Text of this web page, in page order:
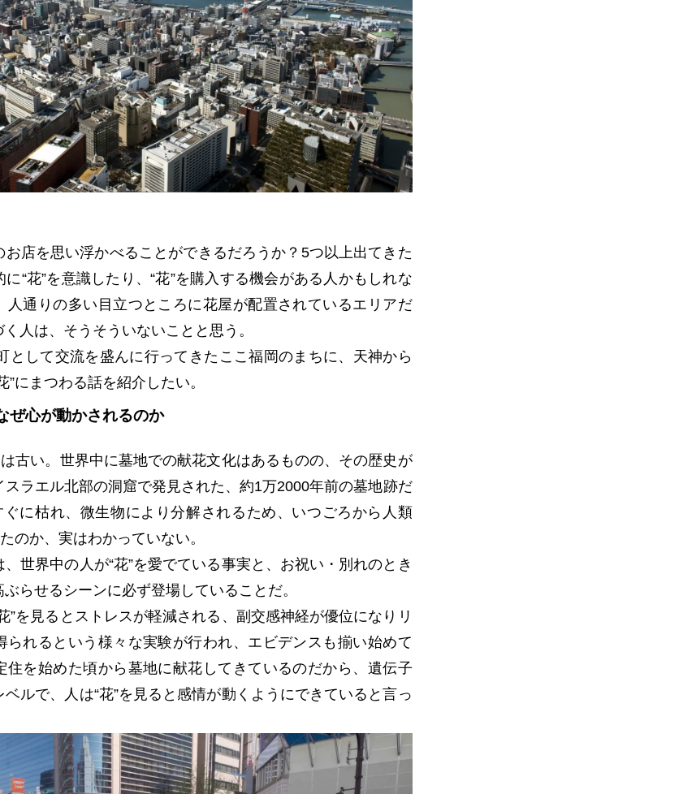
お店を思い浮かべることができるだろうか？5つ以上出てきた
“花”を意識したり、“花”を購入する機会がある人かもしれな
人通りの多い目立つところに花屋が配置されているエリアだ
人は、そうそういないことと思う。
として交流を盛んに行ってきたここ福岡のまちに、天神から
”にまつわる話を紹介したい。
ぜ心が動かされるのか
は古い。世界中に墓地での献花文化はあるものの、その歴史が
スラエル北部の洞窟で発見された、約1万2000年前の墓地跡だ
ぐに枯れ、微生物により分解されるため、いつごろから人類
のか、実はわかっていない。
世界中の人が“花”を愛でている事実と、お祝い・別れのとき
らせるシーンに必ず登場していることだ。
”を見るとストレスが軽減される、副交感神経が優位になりリ
られるという様々な実験が行われ、エビデンスも揃い始めて
住を始めた頃から墓地に献花してきているのだから、遺伝子
ルで、人は“花”を見ると感情が動くようにできていると言っ